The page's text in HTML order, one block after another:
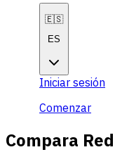
🇪🇸
ES
Iniciar sesión
Comenzar
Compara